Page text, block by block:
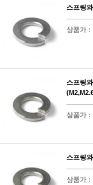
스프링
상품가 :
스프링
상품가 :
스프링
상품가 :